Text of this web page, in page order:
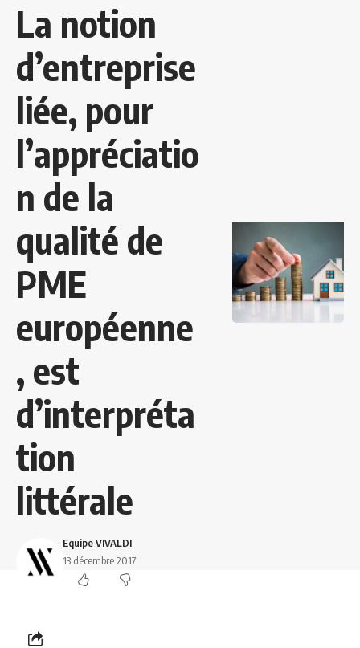
La notion
d’entreprise
liée, pour
l’appréciatio
n de la
qualité de
PME
européenne
, est
d’interpréta
tion
littérale
Equipe VIVALDI
13 décembre 2017